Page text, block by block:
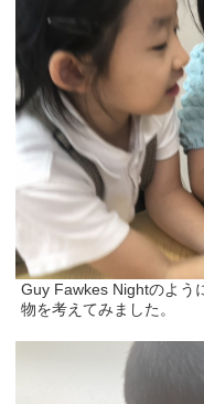
Guy Fawkes Nightのよう
物を考えてみました。